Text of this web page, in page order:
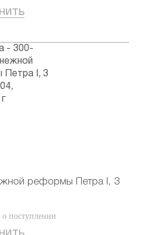
реформы Петра I, 3
поступлении